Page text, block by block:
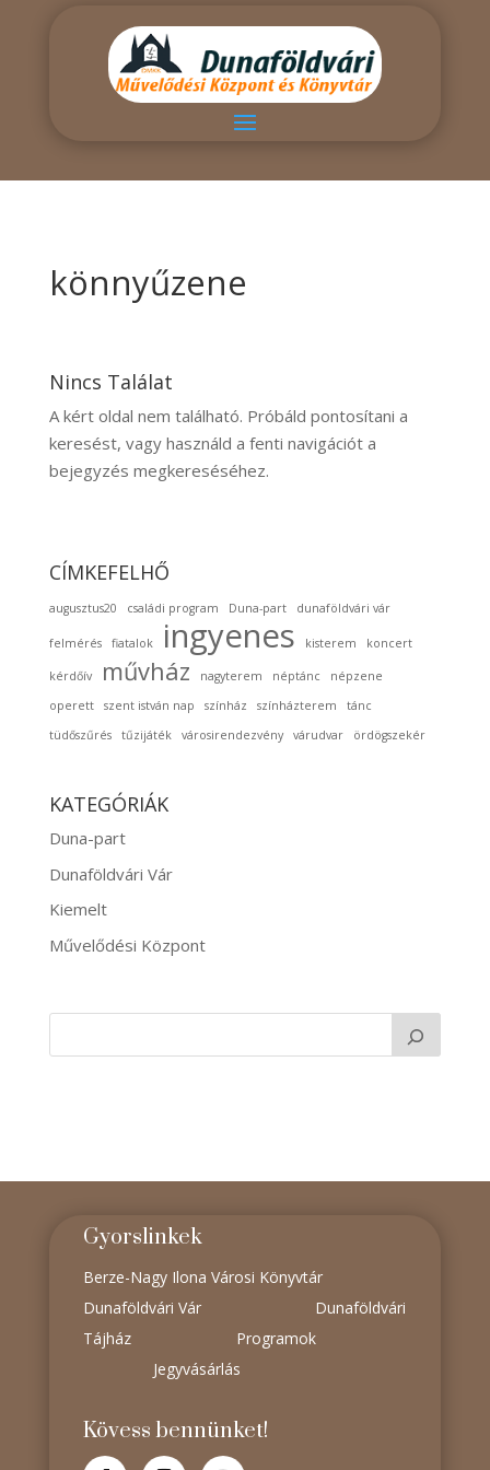
könnyűzene
Nincs Találat
A kért oldal nem található. Próbáld pontosítani a
keresést, vagy használd a fenti navigációt a
bejegyzés megkereséséhez.
CÍMKEFELHŐ
augusztus20 családi program Duna-part dunaföldvári vár
felmérés fiatalok ingyenes kisterem koncert
kérdőív művház nagyterem néptánc
népzene
operett
szent istván nap színház színházterem
tánc
tüdőszűrés
tűzijáték városirendezvény várudvar ördögszekér
KATEGÓRIÁK
Duna-part
Dunaföldvári Vár
Kiemelt
Művelődési Központ
Gyorslinkek
Berze-Nagy Ilona Városi Könyvtár
Dunaföldvári Vár
Dunaföldvári
Tájház
Programok
Jegyvásárlás
Kövess bennünket!